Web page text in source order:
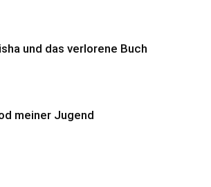
und das verlorene Buch
meiner Jugend